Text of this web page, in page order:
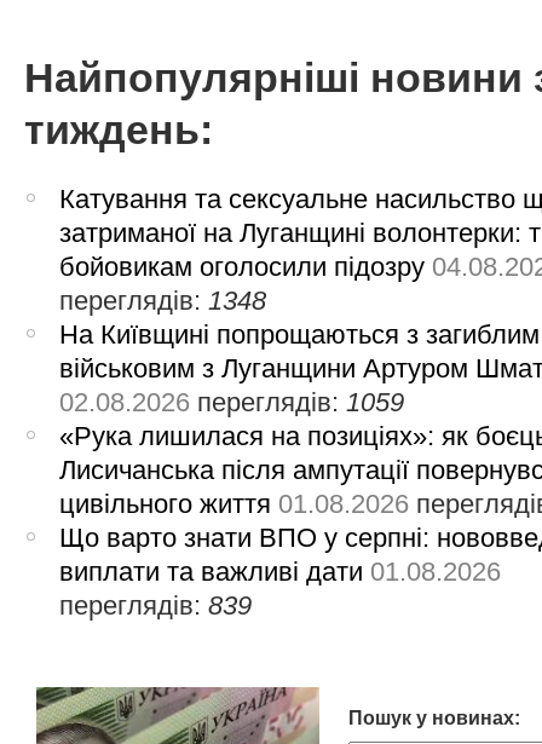
Найпопулярніші новини
тиждень:
Катування та сексуальне насильство
затриманої на Луганщині волонтерки:
бойовикам оголосили підозру
переглядів:1348
На Київщині попрощаються з загиблим
військовим з Луганщини Артуром
02.08.2026 переглядів:1059
«Рука лишилася на позиціях»: як
Лисичанська після ампутації
цивільного життя 01.08.2026
Що варто знати ВПО у серпні:
виплати та важливі дати 01.08.2026
переглядів:839
Пошук у новинах: